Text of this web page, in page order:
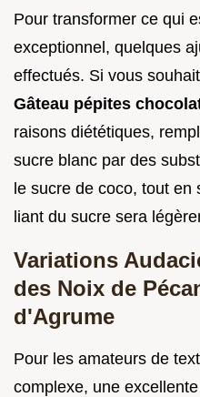
Pour transformer ce qui
exceptionnel, quelques
effectués. Si vous
Gâteau pépites
raisons diététiques,
sucre blanc par des
le sucre de coco, tout en
liant du sucre sera
Variations
des Noix de
d'Agrume
Pour les amateurs de
complexe, une excellente